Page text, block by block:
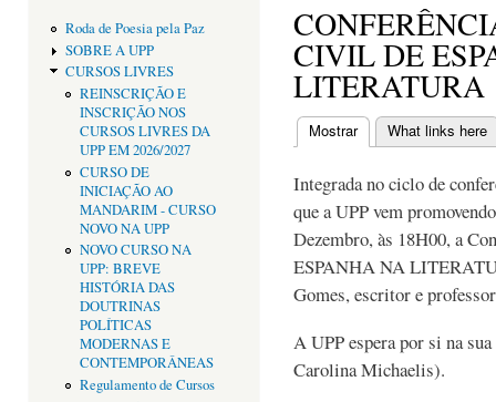
Roda de Poesia pela Paz
SOBRE A UPP
CURSOS LIVRES
REINSCRIÇÃO E
INSCRIÇÃO NOS
CURSOS LIVRES DA
UPP EM 2026/2027
CURSO DE
INICIAÇÃO AO
MANDARIM - CURSO
NOVO NA UPP
NOVO CURSO NA
UPP: BREVE
HISTÓRIA DAS
DOUTRINAS
POLÍTICAS
MODERNAS E
CONTEMPORÂNEAS
Regulamento de Cursos
CIVIL DE
LITERATURA
Separadores
Mostrar(separador ativo)
What links here
Integrada no ciclo de
que a UPP vem
Dezembro, às 18H00, a
ESPANHA NA
Gomes, escritor e
A UPP espera por si na
Carolina Michaelis).